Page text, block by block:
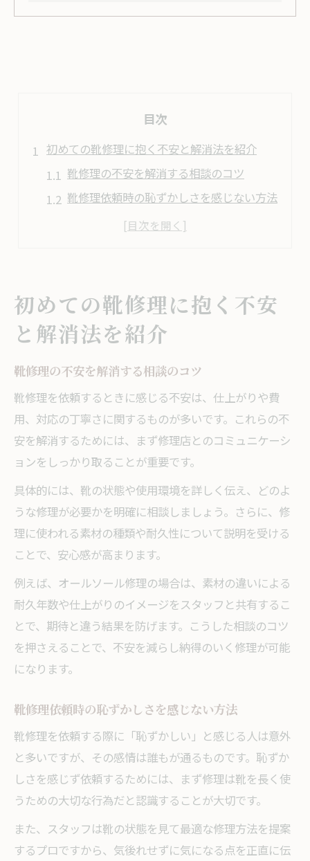
目次
初めての靴修理に抱く不安と解消法を紹介
靴修理の不安を解消する相談のコツ
靴修理依頼時の恥ずかしさを感じない方法
靴修理で仕上がりと対応に満足する秘訣
靴修理を安心して依頼するための基礎知識
靴修理店選びで重視すべきチェック項目
靴修理の相談がしやすいポイントを解説
靴修理の受付で断られないコツと注意点
靴修理の流れと必要な準備事項まとめ
安心して靴修理を任せるための確認事項
どこまで直せるか修理範囲の目安と注意点
靴修理で直せる範囲と不可の判断基準
靴修理における修理可否の見極めポイント
靴修理の相談で伝えるべき靴の状態
靴修理でよくある質問と解決のヒント
靴修理依頼前に知りたい修理範囲の実例
失敗しない靴修理依頼のマナーと流れ解説
靴修理依頼で守るべきマナーと流れ
靴修理前の写真相談が有効な理由
靴修理店で安心して質問できる方法
靴修理依頼時の持ち込み時注意点まとめ
自分の靴が修理対象か判断するポイント
靴修理で対象となる靴の主な特徴とは
靴修理店で確認される靴の状態解説
靴修理の見積もり相談時の注意事項
靴修理依頼前に行うセルフチェック法
靴修理で断られやすいケースも紹介
初めての靴修理に抱く不安
と解消法を紹介
靴修理の不安を解消する相談のコツ
靴修理を依頼するときに感じる不安は、仕上がりや費
用、対応の丁寧さに関するものが多いです。これらの不
安を解消するためには、まず修理店とのコミュニケーシ
ョンをしっかり取ることが重要です。
具体的には、靴の状態や使用環境を詳しく伝え、どのよ
うな修理が必要かを明確に相談しましょう。さらに、修
理に使われる素材の種類や耐久性について説明を受ける
ことで、安心感が高まります。
例えば、オールソール修理の場合は、素材の違いによる
耐久年数や仕上がりのイメージをスタッフと共有するこ
とで、期待と違う結果を防げます。こうした相談のコツ
を押さえることで、不安を減らし納得のいく修理が可能
になります。
靴修理依頼時の恥ずかしさを感じない方法
靴修理を依頼する際に「恥ずかしい」と感じる人は意外
と多いですが、その感情は誰もが通るものです。恥ずか
しさを感じず依頼するためには、まず修理は靴を長く使
うための大切な行為だと認識することが大切です。
また、スタッフは靴の状態を見て最適な修理方法を提案
するプロですから、気後れせずに気になる点を正直に伝